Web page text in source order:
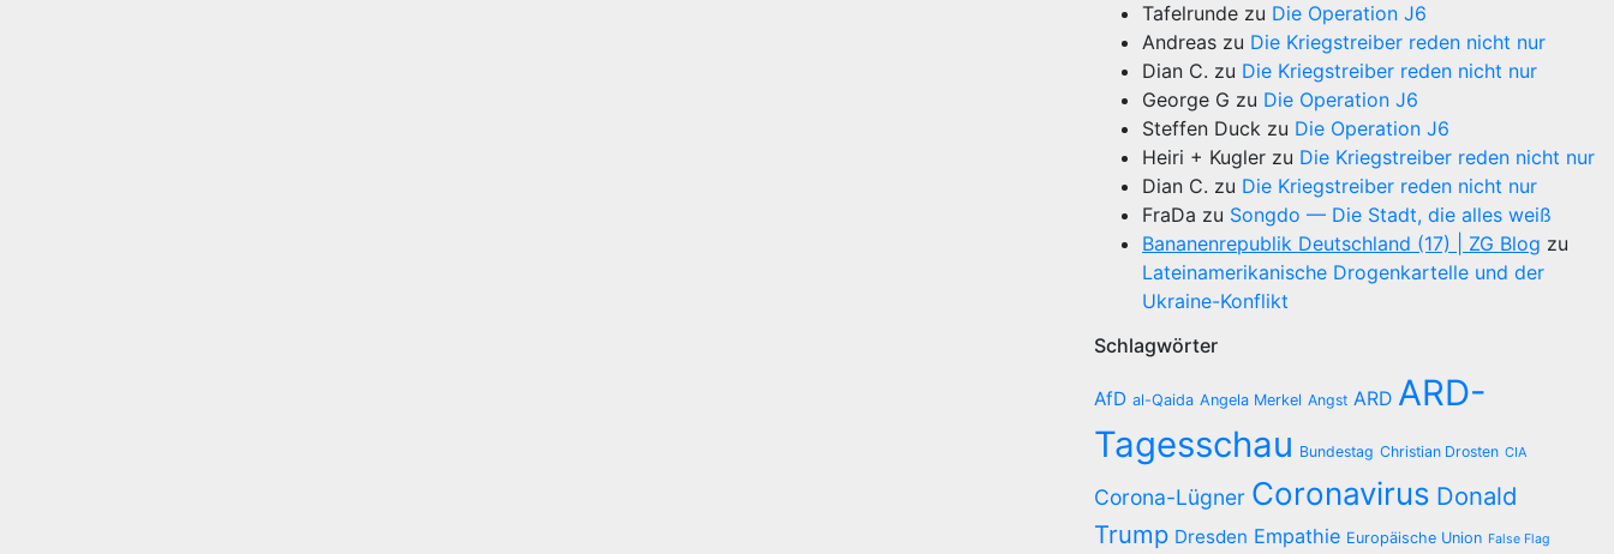
Tafelrunde zu Die Operation J6
Andreas zu Die Kriegstreiber reden nicht nur
Dian C. zu Die Kriegstreiber reden nicht nur
George G zu Die Operation J6
Steffen Duck zu Die Operation J6
Heiri + Kugler zu Die Kriegstreiber reden nicht nur
Dian C. zu Die Kriegstreiber reden nicht nur
FraDa zu Songdo — Die Stadt, die alles weiß
Bananenrepublik Deutschland (17) | ZG Blog zu
Lateinamerikanische Drogenkartelle und der
Ukraine-Konflikt
Schlagwörter
AfD al-Qaida Angela Merkel Angst ARD ARD-
Tagesschau Bundestag Christian Drosten CIA
Corona-Lügner Coronavirus Donald
Trump Dresden Empathie Europäische Union False Flag